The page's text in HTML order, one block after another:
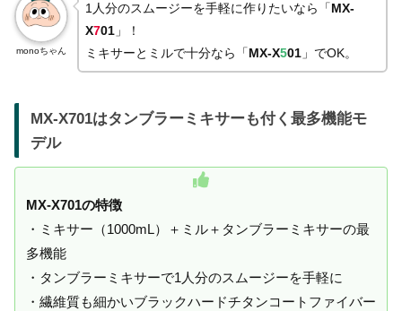
monoちゃん
1人分のスムージーを手軽に作りたいなら「MX-
X701 」！
ミキサーとミルで十分なら「MX-X501 」でOK。
MX-X701はタンブラーミキサーも付く最多機能モ
デル
MX-X701の特徴
・ミキサー（1000mL）＋ミル＋タンブラーミキサーの最
多機能
・タンブラーミキサーで1人分のスムージーを手軽に
・繊維質も細かいブラックハードチタンコートファイバー